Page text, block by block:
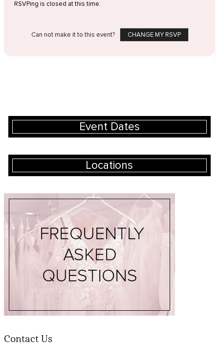
RSVPing is closed at this time.
Can not make it to this event? CHANGE MY RSVP
Event Dates
Locations
Contact Us